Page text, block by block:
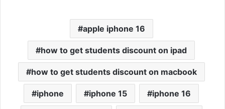
apple iphone 16
how to get students discount on ipad
how to get students discount on macbook
iphone iphone 15 iphone 16